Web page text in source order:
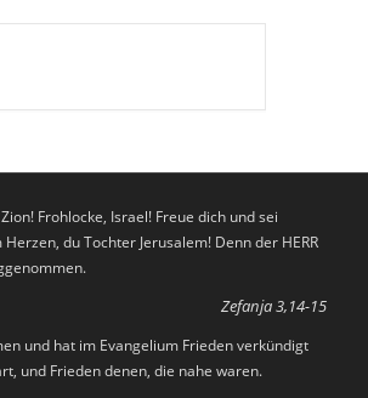
Frohlocke, Israel! Freue dich und sei
du Tochter Jerusalem! Denn der HERR
Zefanja 3,14-15
und hat im Evangelium Frieden verkündigt
und Frieden denen, die nahe waren.